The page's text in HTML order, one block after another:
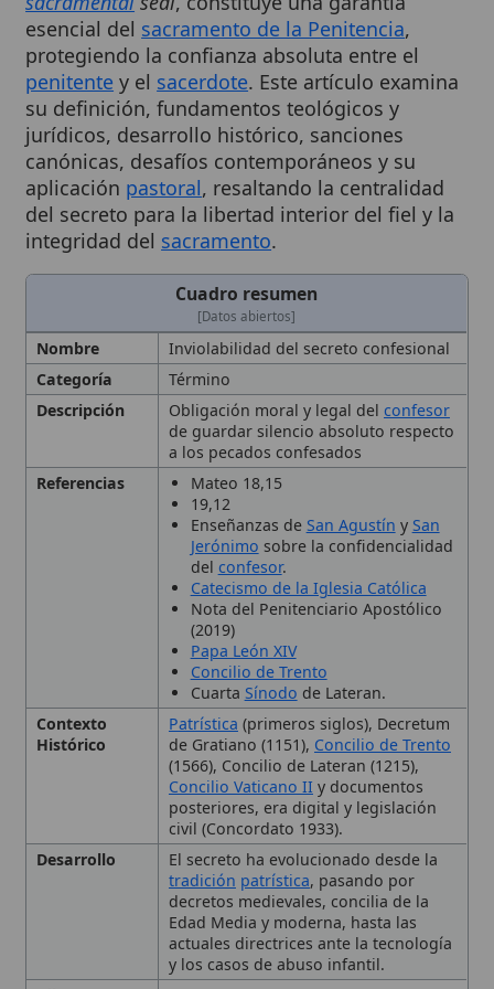
protegiendo la confianza absoluta entre el
penitente y elsacerdote. Este artículo examina
su definición, fundamentos teológicos y
jurídicos, desarrollo histórico, sanciones
canónicas, desafíos contemporáneos y su
aplicación
pastoral, resaltando la centralidad
del secreto para la libertad interior del fiel y la
integridad delsacramento.
Cuadro resumen
[Datos abiertos]
Nombre
Inviolabilidad del secreto confesional
Término
Descripción
Obligación moral y legal delconfesor
de guardar silencio absoluto respecto
a los pecados confesados
Referencias
Mateo 18,15
19,12
Enseñanzas deSan Agustín ySan
Jerónimosobre la confidencialidad
delconfesor.
Catecismo de la Iglesia Católica
Nota del Penitenciario Apostólico
(2019)
Papa León XIV
Concilio de Trento
CuartaSínodo de Lateran.
Patrística(primeros siglos), Decretum
de Gratiano (1151),
(1566), Concilio de Lateran (1215),
Concilio Vaticano IIy documentos
posteriores, era digital y legislación
civil (Concordato 1933).
Desarrollo El secreto ha evolucionado desde la
tradición patrística , pasando por
decretos medievales, concilia de la
Edad Media y moderna, hasta las
actuales directrices ante la tecnología
y los casos de abuso infantil.
Idioma
Garantiza la libertad interior del
penitente, la integridad del
sacramentode Penitenciay la
autoridad moral de laIglesia
Desafíos contemporáneos incluyen la